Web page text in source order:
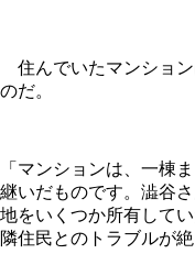
住んでいたマンション
のだ。
「マンションは、一棟
継いだものです。澁谷
地をいくつか所有して
隣住民とのトラブルが